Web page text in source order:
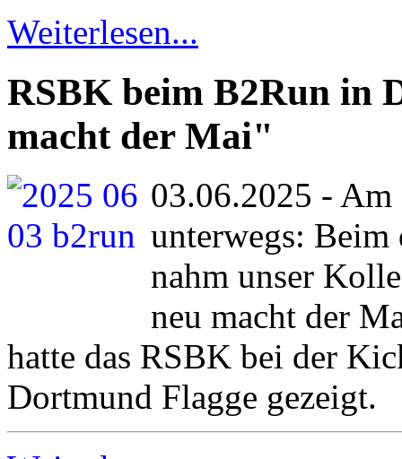
Weiterlesen...
RSBK beim B2Run in
macht der Mai"
03.06.2025 -
unterwegs:
nahm unser
neu macht der
hatte das RSBK bei der
Dortmund Flagge gezeigt.